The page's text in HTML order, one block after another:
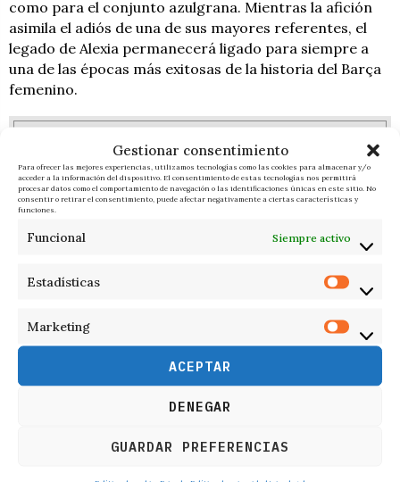
Gestionar consentimiento
Para ofrecer las mejores experiencias, utilizamos tecnologías como las cookies para almacenar y/o
acceder a la información del dispositivo. El consentimiento de estas tecnologías nos permitirá
procesar datos como el comportamiento de navegación o las identificaciones únicas en este sitio. No
consentir o retirar el consentimiento, puede afectar negativamente a ciertas características y
funciones.
Funcional Siempre activo
Estadísticas
Marketing
ACEPTAR
DENEGAR
GUARDAR PREFERENCIAS
como para el conjunto azulgrana. Mientras la afición
asimila el adiós de una de sus mayores referentes, el
legado de Alexia permanecerá ligado para siempre a
una de las épocas más exitosas de la historia del Barça
femenino.
MINERVA ÚLTIMAS NOTICIAS
RELACIONADOS